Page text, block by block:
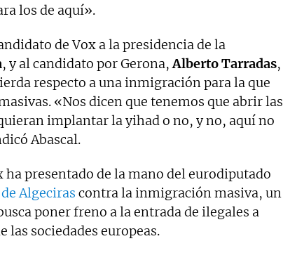
los de aquí».
de Vox a la presidencia de la
, y al candidato por Gerona, Alberto Tarradas,
respecto a una inmigración para la que
«Nos dicen que tenemos que abrir las
implantar la yihad o no, y no, aquí no
Abascal.
presentado de la mano del eurodiputado
Algeciras contra la inmigración masiva, un
poner freno a la entrada de ilegales a
las sociedades europeas.